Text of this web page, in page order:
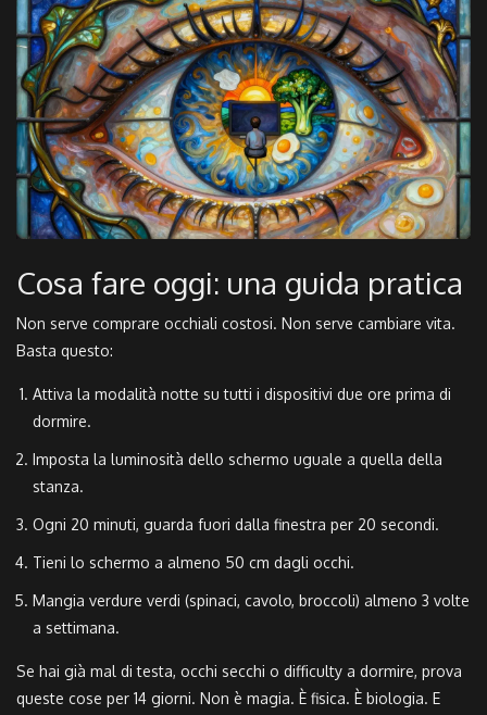
Cosa fare oggi: una guida pratica
Non serve comprare occhiali costosi. Non serve cambiare vita.
Basta questo:
Attiva la modalità notte su tutti i dispositivi due ore prima di
dormire.
Imposta la luminosità dello schermo uguale a quella della
stanza.
Ogni 20 minuti, guarda fuori dalla finestra per 20 secondi.
Tieni lo schermo a almeno 50 cm dagli occhi.
Mangia verdure verdi (spinaci, cavolo, broccoli) almeno 3 volte
a settimana.
Se hai già mal di testa, occhi secchi o difficulty a dormire, prova
queste cose per 14 giorni. Non è magia. È fisica. È biologia. E